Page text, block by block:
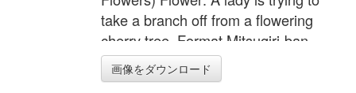
take a branch off from a flowering
cherry tree. Format Mitsugiri-ban
Width 6.9 inches = 17.5 cm Height
15.4 inches = 39.0 cm
画像をダウンロード